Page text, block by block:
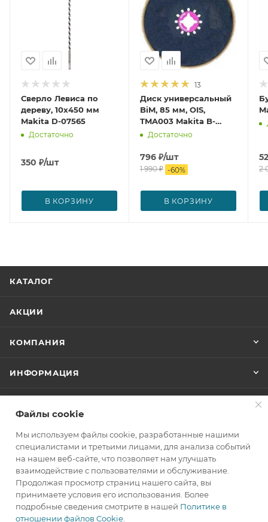
Сверло Левиса по
дереву, 10x450 мм
Makita D-07565
Достаточно
350 ₽/шт
В КОРЗИНУ
13
Диск универсальный
BiM, 85 мм, OIS,
TMA003 Makita B-
21294
Достаточно
796 ₽/шт
1 990₽ -60%
В КОРЗИНУ
2
КАТАЛОГ
АКЦИИ
КОМПАНИЯ
ИНФОРМАЦИЯ
+7(800)707-67-25
ЗАКАЗАТЬ ЗВОНОК
info@makita.one
105122, г. Москва, м. Черкизовская
Файлы cookie
Мы используем файлы cookie, разработанные нашими
специалистами и третьими лицами, для анализа событий
на нашем веб-сайте, что позволяет нам улучшать
взаимодействие с пользователями и обслуживание.
Продолжая просмотр страниц нашего сайта, вы
принимаете условия его использования. Более
подробные сведения смотрите в нашей Политике в
отношении файлов Cookie